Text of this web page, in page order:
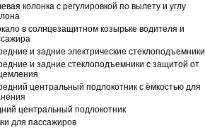
колонка с регулировкой по вылету и углу
в солнцезащитном козырьке водителя и
и задние электрические стеклоподъемники
и задние стеклоподъемники с защитой от
центральный подлокотник с ёмкостью для
центральный подлокотник
для пассажиров